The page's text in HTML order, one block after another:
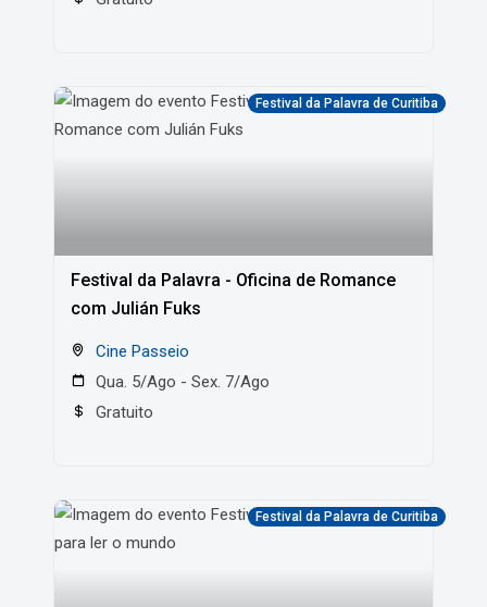
Festival da Palavra de Curitiba
Festival da Palavra - Oficina de Romance
com Julián Fuks
Cine Passeio
Qua. 5/Ago - Sex. 7/Ago
Gratuito
Festival da Palavra de Curitiba